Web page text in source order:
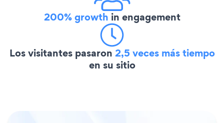
200% growth in engagement
Los visitantes pasaron 2,5 veces más tiempo
en su sitio